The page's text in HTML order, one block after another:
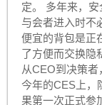
定。 多年来，
与会者进入时不
便宜的背包是正
了方便而交换隐
从CEO到决策
今年的CES上，
果第一次正式参